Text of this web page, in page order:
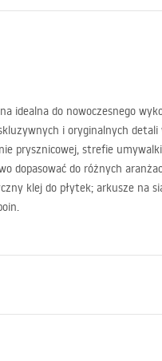
idealna do nowoczesnego
i oryginalnych
prysznicowej, strefie
dopasować do różnych
klej do płytek; arkusze na